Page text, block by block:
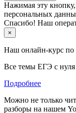
Нажимая эту кнопку,
персональных
Спасибо! Наш
×
Наш онлайн-курс по
Все темы ЕГЭ с нуля
Подробнее
Можно не только
разборы на нашем